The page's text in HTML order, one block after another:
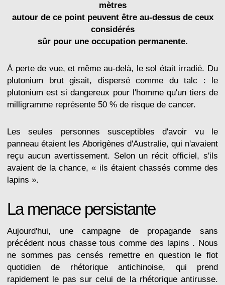
mètres
autour de ce point peuvent être au-dessus de ceux
considérés
sûr pour une occupation permanente.
À perte de vue, et même au-delà, le sol était irradié. Du
plutonium brut gisait, dispersé comme du talc : le
plutonium est si dangereux pour l'homme qu'un tiers de
milligramme représente 50 % de risque de cancer.
Les seules personnes susceptibles d'avoir vu le
panneau étaient les Aborigènes d'Australie, qui n'avaient
reçu aucun avertissement. Selon un récit officiel, s'ils
avaient de la chance, « ils étaient chassés comme des
lapins ».
La menace persistante
Aujourd'hui, une campagne de propagande sans
précédent nous chasse tous comme des lapins . Nous
ne sommes pas censés remettre en question le flot
quotidien de rhétorique antichinoise, qui prend
rapidement le pas sur celui de la rhétorique antirusse.